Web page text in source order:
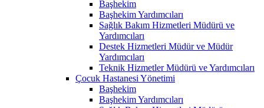
Başhekim
Başhekim Yardımcıları
Sağlık Bakım Hizmetleri Müdürü ve
Yardımcıları
Destek Hizmetleri Müdür ve Müdür
Yardımcıları
Teknik Hizmetler Müdürü ve Yardımcıları
Çocuk Hastanesi Yönetimi
Başhekim
Başhekim Yardımcıları